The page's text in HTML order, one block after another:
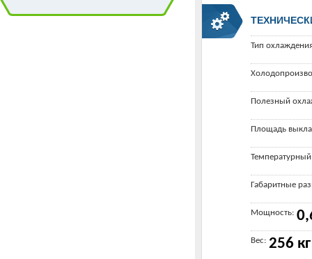
Тип
Полезный
Площадь
Габаритные
Мощность:
Вес: 256 кг